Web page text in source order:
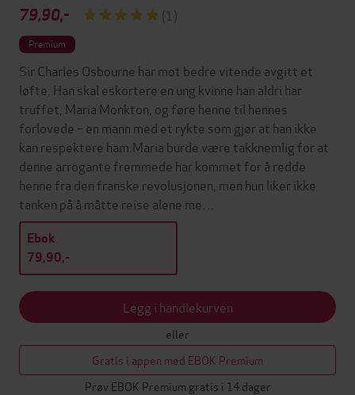
79,90,- (1)
Premium
Sir Charles Osbourne har mot bedre vitende avgitt et
løfte. Han skal eskortere en ung kvinne han aldri har
truffet, Maria Monkton, og føre henne til hennes
forlovede – en mann med et rykte som gjør at han ikke
kan respektere ham.Maria burde være takknemlig for at
denne arrogante fremmede har kommet for å redde
henne fra den franske revolusjonen, men hun liker ikke
tanken på å måtte reise alene me…
Ebok
79,90,-
Legg i handlekurven
eller
Gratis i appen med EBOK Premium
Prøv EBOK Premium gratis i 14 dager